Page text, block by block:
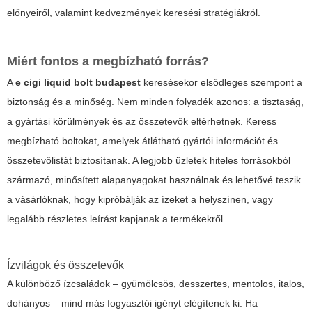
előnyeiről, valamint kedvezmények keresési stratégiákról.
Miért fontos a megbízható forrás?
Ae cigi liquid bolt budapest keresésekor elsődleges szempont a
biztonság és a minőség. Nem minden folyadék azonos: a tisztaság,
a gyártási körülmények és az összetevők eltérhetnek. Keress
megbízható boltokat, amelyek átlátható gyártói információt és
összetevőlistát biztosítanak. A legjobb üzletek hiteles forrásokból
származó, minősített alapanyagokat használnak és lehetővé teszik
a vásárlóknak, hogy kipróbálják az ízeket a helyszínen, vagy
legalább részletes leírást kapjanak a termékekről.
Ízvilágok és összetevők
A különböző ízcsaládok – gyümölcsös, desszertes, mentolos, italos,
dohányos – mind más fogyasztói igényt elégítenek ki. Ha